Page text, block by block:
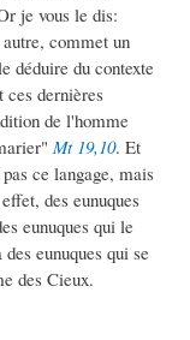
je vous le dis:
commet un
déduire du contexte
dernières
de l'homme
Mt 19,10. Et
ce langage, mais
des eunuques
eunuques qui le
eunuques qui se
des Cieux.